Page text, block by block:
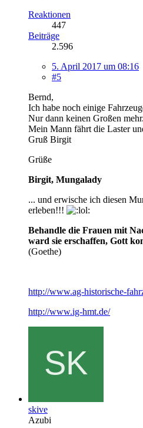
Reaktionen
447
Beiträge
2.596
5. April 2017 um 08:16
#5
Bernd,
Ich habe noch einige
Nur dann keinen Großen mehr.
Mein Mann fährt die Laster
Gruß Birgit
Grüße
Birgit, Mungalady
... und erwische ich diesen
erleben!!!
Behandle die Frauen mit
ward sie erschaffen, Gott
(Goethe)
http://www.ag-historische-
http://www.ig-hmt.de/
skive
Azubi